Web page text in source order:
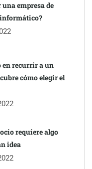
profesional con
empresa de
en recurrir a un
cómo elegir el
requiere algo
idea